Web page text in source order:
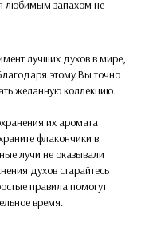
любимым запахом не
лучших духов в мире,
этому Вы точно
желанную коллекцию.
их аромата
флакончики в
лучи не оказывали
духов старайтесь
правила помогут
время.